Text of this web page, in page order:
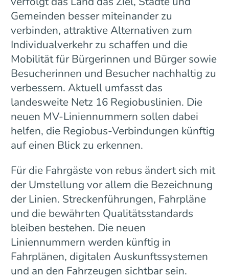
Gemeinden besser miteinander zu
verbinden, attraktive Alternativen zum
Individualverkehr zu schaffen und die
Mobilität für Bürgerinnen und Bürger sowie
Besucherinnen und Besucher nachhaltig zu
verbessern. Aktuell umfasst das
landesweite Netz 16 Regiobuslinien. Die
neuen MV-Liniennummern sollen dabei
helfen, die Regiobus-Verbindungen künftig
auf einen Blick zu erkennen.
Für die Fahrgäste von rebus ändert sich mit
der Umstellung vor allem die Bezeichnung
der Linien. Streckenführungen, Fahrpläne
und die bewährten Qualitätsstandards
bleiben bestehen. Die neuen
Liniennummern werden künftig in
Fahrplänen, digitalen Auskunftssystemen
und an den Fahrzeugen sichtbar sein.